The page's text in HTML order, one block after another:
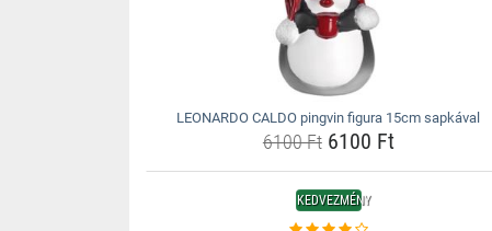
LEONARDO CALDO pingvin figura 15cm sapkával
6100 Ft6100 Ft
KEDVEZMÉNY